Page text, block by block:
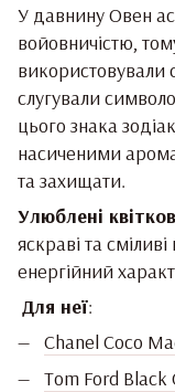
У давнину Овен
войовничістю,
використовували
слугували
цього знака
насиченими
та захищати.
Улюблені
яскраві та
енергійний
Для неї:
Chanel Coco
Tom Ford Black